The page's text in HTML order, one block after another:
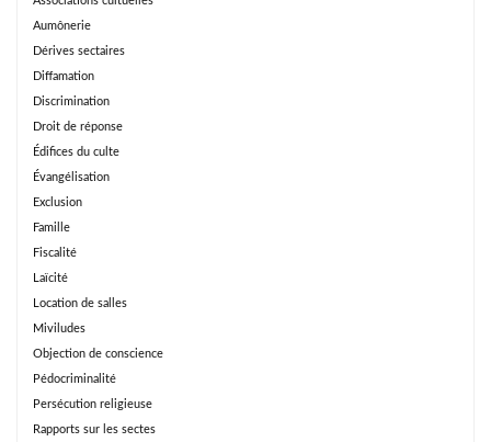
Aumônerie
Dérives sectaires
Diffamation
Discrimination
Droit de réponse
Édifices du culte
Évangélisation
Exclusion
Famille
Fiscalité
Laïcité
Location de salles
Miviludes
Objection de conscience
Pédocriminalité
Persécution religieuse
Rapports sur les sectes